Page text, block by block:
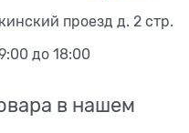
проезд д. 2 стр.
до 18:00
в нашем